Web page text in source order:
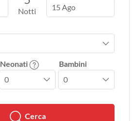
Notti
15 Ago
Neonati Bambini
Cerca